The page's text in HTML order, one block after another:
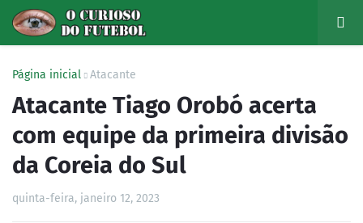
Página inicial Atacante
Atacante Tiago Orobó acerta
com equipe da primeira divisão
da Coreia do Sul
quinta-feira, janeiro 12, 2023